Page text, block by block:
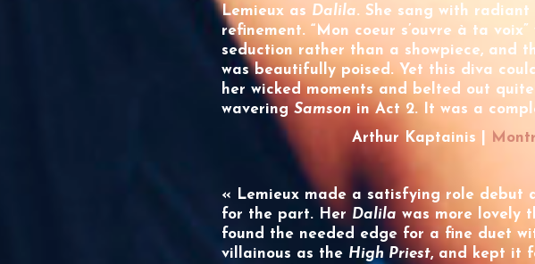
Lemieux as Dalila. She sang with radiant
refinement. “Mon coeur s’ouvre à ta
seduction rather than a showpiece, and
was beautifully poised. Yet this diva
her wicked moments and belted out
wavering Samson in Act 2. It was a
Arthur Kaptainis |
« Lemieux made a satisfying role debut
for the part. Her Dalila was more lovely
found the needed edge for a fine duet
villainous as the High Priest, and kept it